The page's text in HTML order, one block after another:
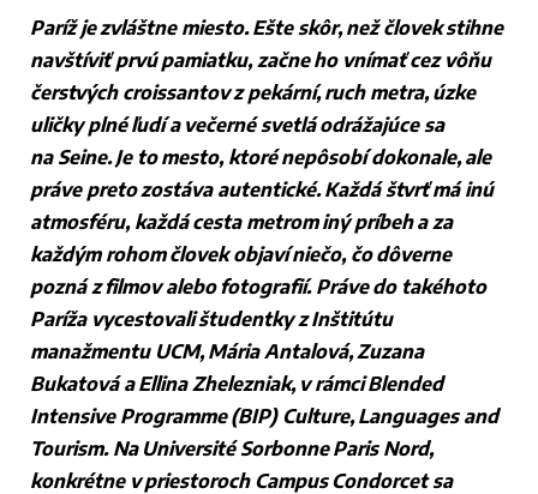
Paríž je zvláštne miesto. Ešte skôr, než človek stihne
navštíviť prvú pamiatku, začne ho vnímať cez vôňu
čerstvých croissantov z pekární, ruch metra, úzke
uličky plné ľudí a večerné svetlá odrážajúce sa
na Seine. Je to mesto, ktoré nepôsobí dokonale, ale
práve preto zostáva autentické. Každá štvrť má inú
atmosféru, každá cesta metrom iný príbeh a za
každým rohom človek objaví niečo, čo dôverne
pozná z filmov alebo fotografií. Práve do takéhoto
Paríža vycestovali študentky z Inštitútu
manažmentu UCM, Mária Antalová, Zuzana
Bukatová a Ellina Zhelezniak, v rámci Blended
Intensive Programme (BIP) Culture, Languages and
Tourism. Na Université Sorbonne Paris Nord,
konkrétne v priestoroch Campus Condorcet sa